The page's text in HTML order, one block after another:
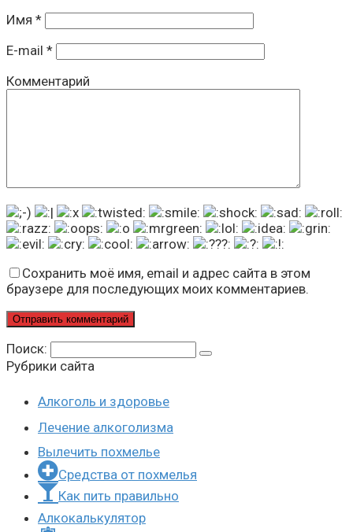
Имя *
E-mail *
Комментарий
Сохранить моё имя, email и адрес сайта в этом
браузере для последующих моих комментариев.
Поиск:
Рубрики сайта
Алкоголь и здоровье
Лечение алкоголизма
Вылечить похмелье
Средства от похмелья
Как пить правильно
Алкокалькулятор